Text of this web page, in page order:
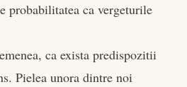
probabilitatea ca vergeturile
ca exista predispozitii
Pielea unora dintre noi